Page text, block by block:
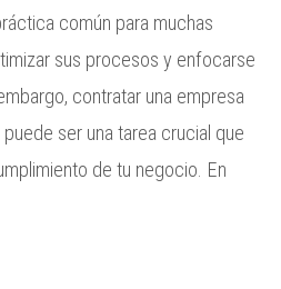
común para muchas
sus procesos y enfocarse
contratar una empresa
ser una tarea crucial que
de tu negocio. En